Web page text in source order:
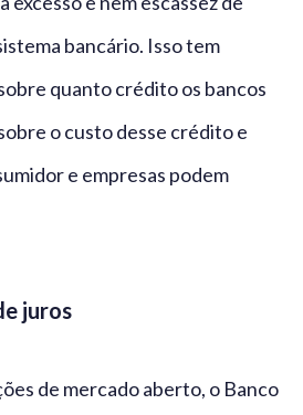
bancário. Isso tem
quanto crédito os bancos
o custo desse crédito e
e empresas podem
juros
de mercado aberto, o Banco